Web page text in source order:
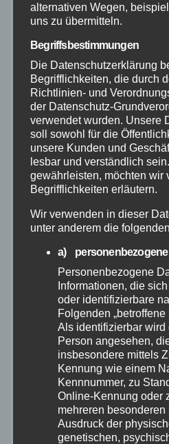
Altenkirchen
Bundespolizei
Feuerwehr
Hilfsorganisationen
Mayen-Koblenz
Neuwied
Rettungsdienst
Rhein-Lahn
Veranstaltungen
alternativen Wegen,
uns zu übermitteln.
Begriffsbestimmungen
Die Datenschutzerklärung
Begrifflichkeiten, die durch
Richtlinien- und
der Datenschutz-
verwendet wurden. Unsere
soll sowohl für die
unsere Kunden und
lesbar und verständlich
gewährleisten, möchten wir
Begrifflichkeiten erläutern.
Wir verwenden in dieser
unter anderem die
a) personenbezogene
Personenbezogene
Informationen, die
oder identifizierbare
Folgenden
Als identifizierbar wird
Person angesehen,
insbesondere mittels
Kennung wie einem
Kennnummer, zu
Online-Kennung oder
mehreren
Ausdruck der
genetischen,